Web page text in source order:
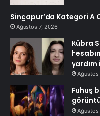
Singapur’da Kategori A
Ağustos 7, 2026
Kübra
yardım
Ağustos
Fuhuş
Ağustos